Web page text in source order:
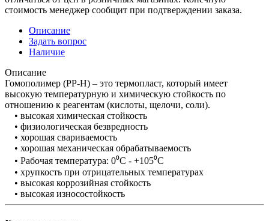
стоимость менеджер сообщит при подтверждении заказа.
Описание
Задать вопрос
Наличие
Описание
Гомополимер (PP-H) – это термопласт, который имеет
высокую температурную и химическую стойкость по
отношению к реагентам (кислоты, щелочи, соли).
• высокая химическая стойкость
• физиологическая безвредность
• хорошая свариваемость
• хорошая механическая обрабатываемость
• Рабочая температура: 0⁰C - +105⁰C
• хрупкость при отрицательных температурах
• высокая коррозийная стойкость
• высокая износостойкость